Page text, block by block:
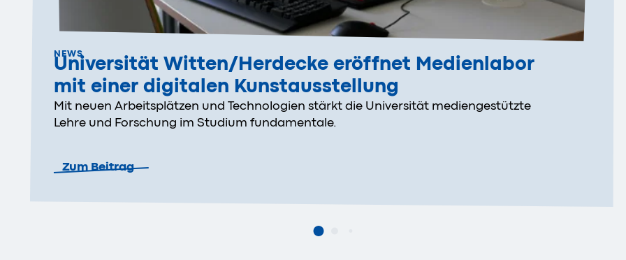
NEWS
Universität Witten/Herdecke eröffnet Medienlabor
mit einer digitalen Kunstausstellung
Mit neuen Arbeitsplätzen und Technologien stärkt die Universität mediengestützte
Lehre und Forschung im Studium fundamentale.
Zum Beitrag